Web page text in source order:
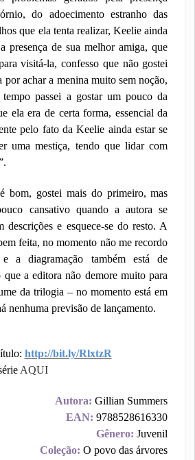
do adoecimento estranho das
que ela tenta realizar, Keelie ainda
presença de sua melhor amiga, que
visitá-la, confesso que não gostei
por achar a menina muito sem noção,
passei a gostar um pouco da
ela era de certa forma, essencial da
pelo fato da Keelie ainda estar se
uma mestiça, tendo que lidar com
bom, gostei mais do primeiro, mas
cansativo quando a autora se
descrições e esquece-se do resto. A
feita, no momento não me recordo
a diagramação também está de
que a editora não demore muito para
da trilogia – no momento está em
nenhuma previsão de lançamento.
http://bit.ly/RlxtzR
AQUI
Autora: Gillian Summers
EAN:9788528616330
Gênero: Juvenil
Coleção: O povo das árvores